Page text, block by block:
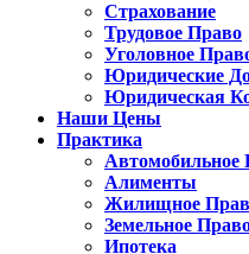
Страхование
Трудовое Право
Уголовное
Юридические
Юридическая
Наши Цены
Практика
Автомобильное
Алименты
Жилищное
Земельное
Ипотека